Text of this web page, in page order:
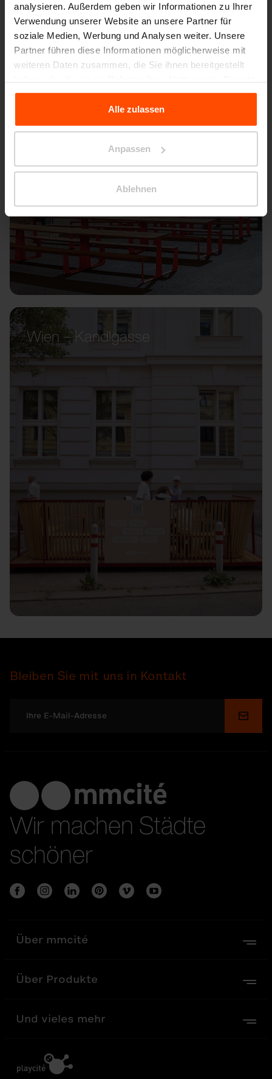
analysieren. Außerdem geben wir Informationen zu Ihrer
Verwendung unserer Website an unsere Partner für
soziale Medien, Werbung und Analysen weiter. Unsere
Partner führen diese Informationen möglicherweise mit
weiteren Daten zusammen, die Sie ihnen bereitgestellt
gesammelt haben.
Für weitere Informationen besuchen Sie bitte Principles
Alle zulassen
Anpassen
Ablehnen
Seattle – Popup park
Wien – Kandlgasse
Bleiben Sie mit uns in Kontakt
Wir machen Städte
schöner
Über mmcité
Über Produkte
Und vieles mehr